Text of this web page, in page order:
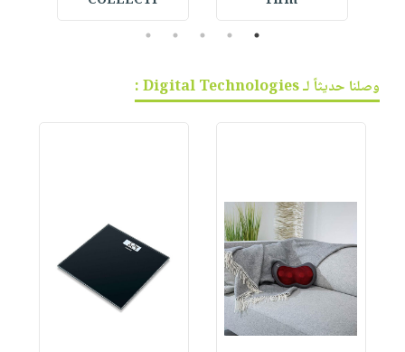
1
2
3
4
5
وصلنا حديثاً لـ Digital Technologies :